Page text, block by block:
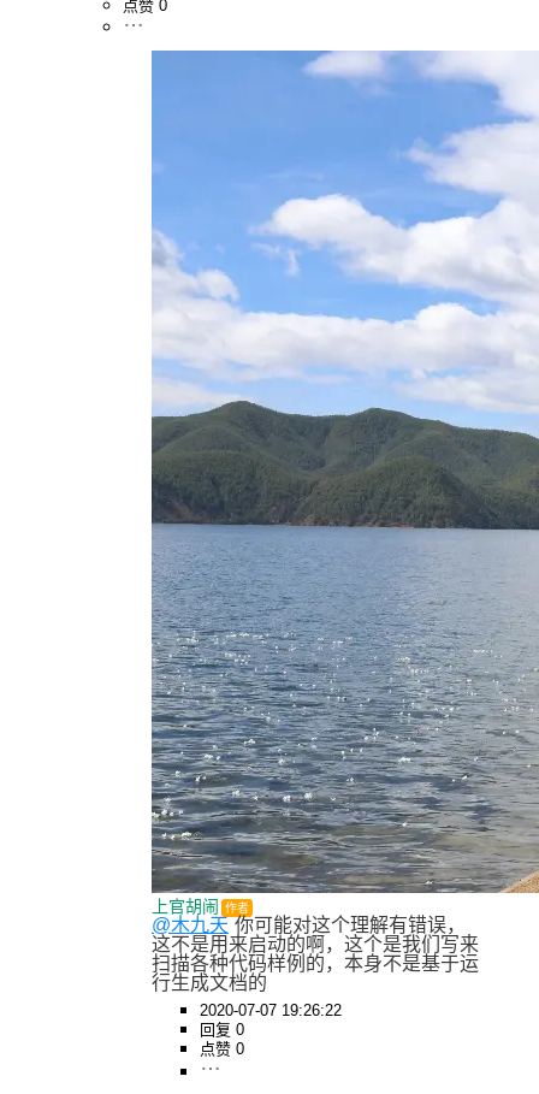
点赞 0
上官胡闹 作者
@木九天 你可能对这个理解有错误，
这不是用来启动的啊，这个是我们写来
扫描各种代码样例的，本身不是基于运
行生成文档的
2020-07-07 19:26:22
回复 0
点赞 0